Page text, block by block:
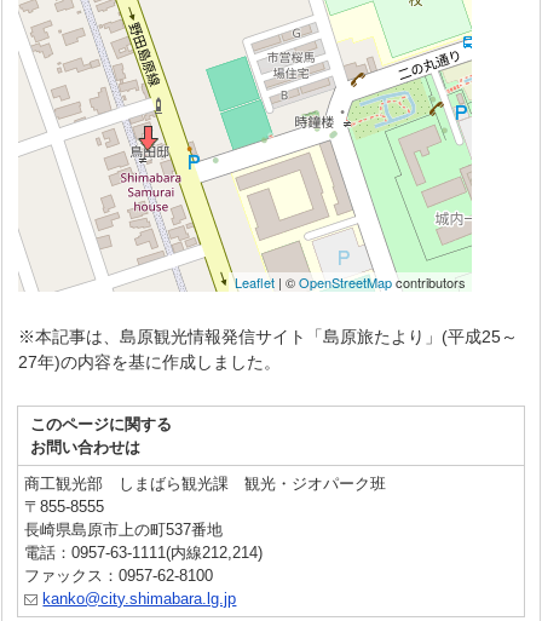
※本記事は、島原観光情報発信サイト「島原旅たより」(平成25～
27年)の内容を基に作成しました。
このページに関する
お問い合わせは
商工観光部 しまばら観光課 観光・ジオパーク班
〒855-8555
長崎県島原市上の町537番地
電話：0957-63-1111(内線212,214)
ファックス：0957-62-8100
kanko@city.shimabara.lg.jp